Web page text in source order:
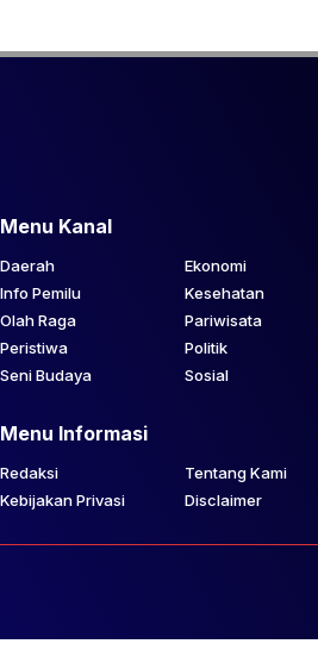
Menu Kanal
Daerah Ekonomi
Info Pemilu
Kesehatan
Olah Raga
Pariwisata
Peristiwa
Politik
Seni Budaya
Sosial
Menu Informasi
Redaksi Tentang Kami
Kebijakan Privasi
Disclaimer